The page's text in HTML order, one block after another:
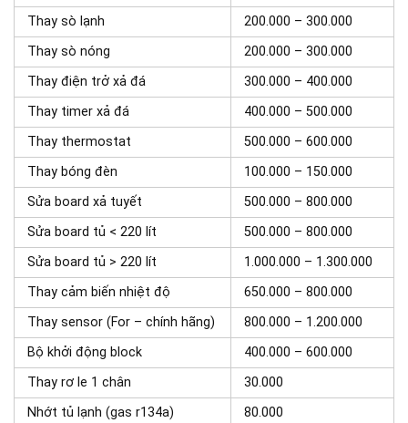
Thay sò lạnh
200.000 – 300.000
Thay sò nóng
200.000 – 300.000
Thay điện trở xả đá
300.000 – 400.000
Thay timer xả đá
400.000 – 500.000
Thay thermostat
500.000 – 600.000
Thay bóng đèn
100.000 – 150.000
Sửa board xả tuyết
500.000 – 800.000
Sửa board tủ < 220 lít
500.000 – 800.000
Sửa board tủ > 220 lít
1.000.000 – 1.300.000
Thay cảm biến nhiệt độ
650.000 – 800.000
Thay sensor (For – chính hãng)
800.000 – 1.200.000
Bộ khởi động block
400.000 – 600.000
Thay rơ le 1 chân
30.000
Nhớt tủ lạnh (gas r134a)
80.000